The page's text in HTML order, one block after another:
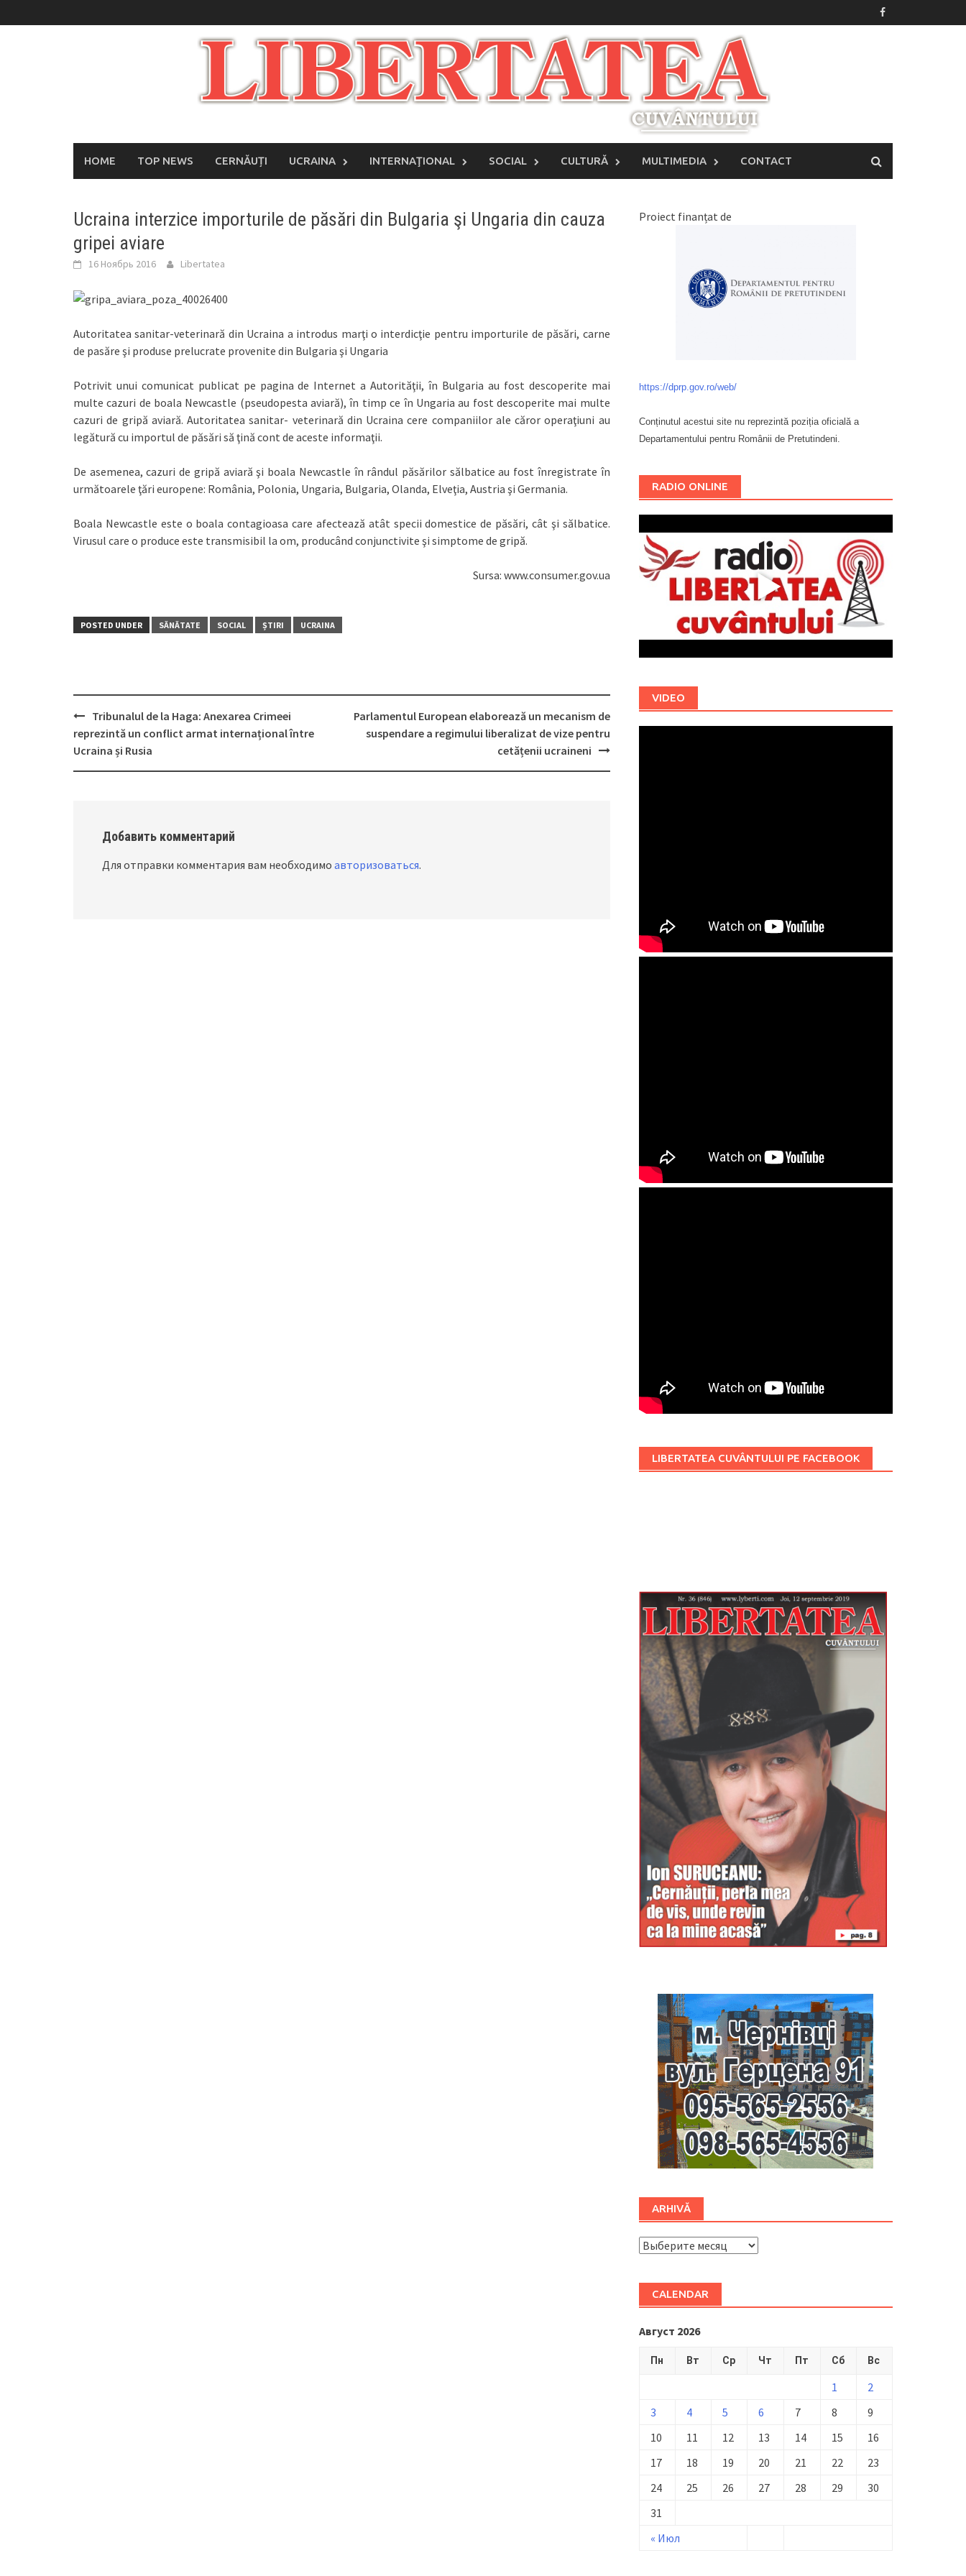
to
HOME TOP NEWS CERNĂUȚI UCRAINA INTERNAŢIONAL SOCIAL CULTURĂ MULTIMEDIA CONTACT
Ucraina interzice importurile de păsări din Bulgaria şi Ungaria din cauza
gripei aviare
16 Ноябрь 2016 Libertatea
Autoritatea sanitar-veterinară din Ucraina a introdus marţi o interdicţie pentru importurile de păsări, carne
de pasăre şi produse prelucrate provenite din Bulgaria şi Ungaria
Potrivit unui comunicat publicat pe pagina de Internet a Autorităţii, în Bulgaria au fost descoperite mai
multe cazuri de boala Newcastle (pseudopesta aviară), în timp ce în Ungaria au fost descoperite mai multe
cazuri de gripă aviară. Autoritatea sanitar- veterinară din Ucraina cere companiilor ale căror operaţiuni au
legătură cu importul de păsări să ţină cont de aceste informaţii.
De asemenea, cazuri de gripă aviară şi boala Newcastle în rândul păsărilor sălbatice au fost înregistrate în
următoarele ţări europene: România, Polonia, Ungaria, Bulgaria, Olanda, Elveţia, Austria şi Germania.
Boala Newcastle este o boala contagioasa care afectează atât specii domestice de păsări, cât şi sălbatice.
Virusul care o produce este transmisibil la om, producând conjunctivite şi simptome de gripă.
Sursa: www.consumer.gov.ua
POSTED UNDER SĂNĂTATE SOCIAL ȘTIRI UCRAINA
Post
navigation
Tribunalul de la Haga: Anexarea Crimeei
reprezintă un conflict armat internațional între
Ucraina și Rusia
Parlamentul European elaborează un mecanism de
suspendare a regimului liberalizat de vize pentru
cetățenii ucraineni
Добавить комментарий
Для отправки комментария вам необходимо авторизоваться.
Proiect finanțat de
https://dprp.gov.ro/web/
Conținutul acestui site nu reprezintă poziția oficială a
Departamentului pentru Românii de Pretutindeni.
RADIO ONLINE
VIDEO
LIBERTATEA CUVÂNTULUI PE FACEBOOK
ARHIVĂ
ARHIVĂ
CALENDAR
Август 2026
Пн Вт Ср Чт Пт Сб Вс
« Июл
1
2
3
4 5 6 7 8
9
10
11 12 13 14 15
16
17
18 19 20 21 22
23
24
25 26 27 28 29
30
31